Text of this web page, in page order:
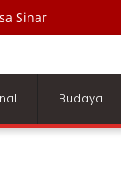
Sinar
Budaya